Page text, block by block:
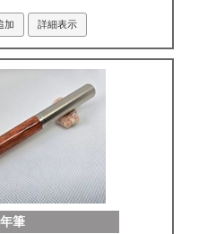
加 詳細表示
筆